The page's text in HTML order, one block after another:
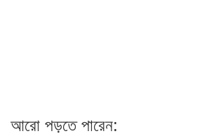
আরো পড়তে পারেন: